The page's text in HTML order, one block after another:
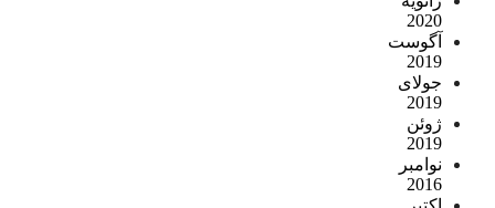
2020
آگوست
2019
جولای
2019
ژوئن
2019
نوامبر
2016